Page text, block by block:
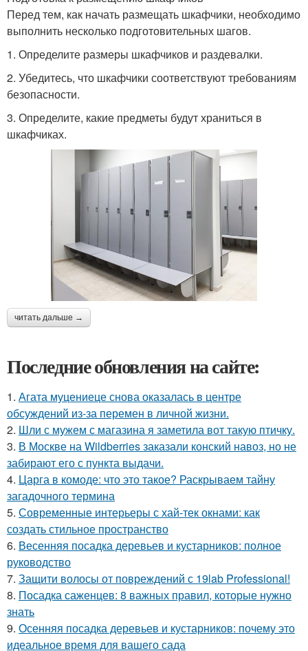
Перед тем, как начать размещать шкафчики, необходимо
выполнить несколько подготовительных шагов.
1. Определите размеры шкафчиков и раздевалки.
2. Убедитесь, что шкафчики соответствуют требованиям
безопасности.
3. Определите, какие предметы будут храниться в
шкафчиках.
читать дальше →
Последние обновления на сайте:
1. Агата муцениеце снова оказалась в центре
обсуждений из-за перемен в личной жизни.
2. Шли с мужем с магазина я заметила вот такую птичку.
3. В Москве на Wildberries заказали конский навоз, но не
забирают его с пункта выдачи.
4. Царга в комоде: что это такое? Раскрываем тайну
загадочного термина
5. Современные интерьеры с хай-тек окнами: как
создать стильное пространство
6. Весенняя посадка деревьев и кустарников: полное
руководство
7. Защити волосы от повреждений с 19lab Professional!
8. Посадка саженцев: 8 важных правил, которые нужно
знать
9. Осенняя посадка деревьев и кустарников: почему это
идеальное время для вашего сада